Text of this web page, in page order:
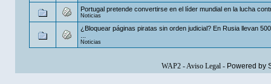
Portugal pretende convertirse en el líder mundial en la lucha
Noticias
¿Bloquear páginas piratas sin orden judicial? En Rusia llevan
...
Noticias
WAP2-Aviso Legal- Powered by